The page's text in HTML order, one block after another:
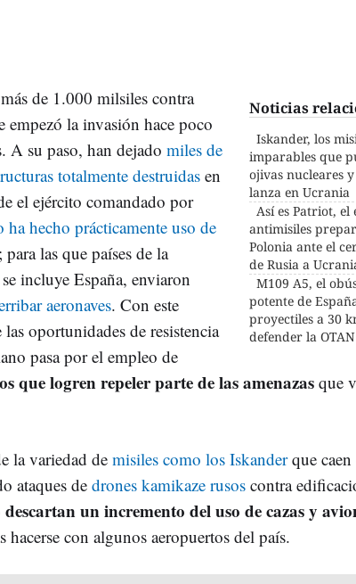
Noticias
Iskander, los
imparables que
ojivas nucleares
lanza en Ucrania
Así es Patriot, el
antimisiles
Polonia ante el
de Rusia a
M109 A5, el
potente de
proyectiles a 30
defender la OTAN
de 1.000 milsiles contra
empezó la invasión hace poco
A su paso, han dejado miles de
totalmente destruidas en
el ejército comandado por
ha hecho prácticamente uso de
; para las que países de la
incluye España, enviaron
aeronaves. Con este
oportunidades de resistencia
pasa por el empleo de
que logren repeler parte de las amenazas que
la variedad de misiles como los Iskanderque
ataques dedrones kamikaze rusos contra
un incremento del uso de cazas y
hacerse con algunos aeropuertos del país.